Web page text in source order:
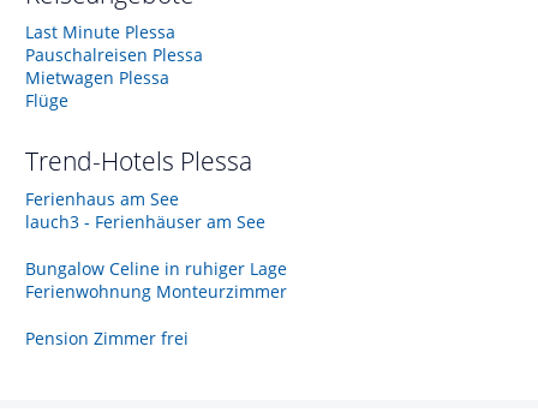
Last Minute Plessa
Pauschalreisen Plessa
Mietwagen Plessa
Flüge
Trend-Hotels Plessa
Ferienhaus am See
lauch3 - Ferienhäuser am See
Bungalow Celine in ruhiger Lage
Ferienwohnung Monteurzimmer
Pension Zimmer frei